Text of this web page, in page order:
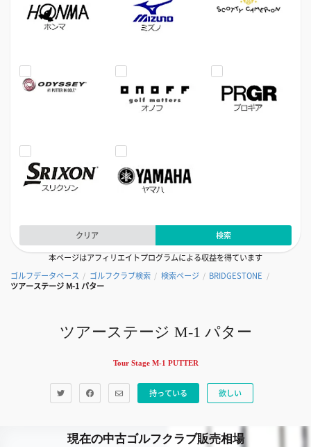
クリア
検索
本ページはアフィリエイトプログラムによる収益を得ています
ゴルフデータベース / ゴルフクラブ検索 / 検索ページ / BRIDGESTONE /
ツアーステージ M-1 パター
ツアーステージ M-1 パター
Tour Stage M-1 PUTTER
持っている 欲しい
現在の中古ゴルフクラブ販売相場